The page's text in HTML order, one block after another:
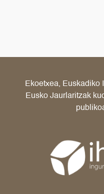
Ekoetxea, Euskadiko
Eusko Jaurlaritzak